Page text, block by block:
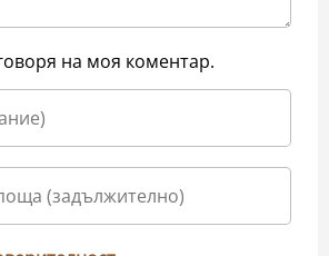
на моя коментар.